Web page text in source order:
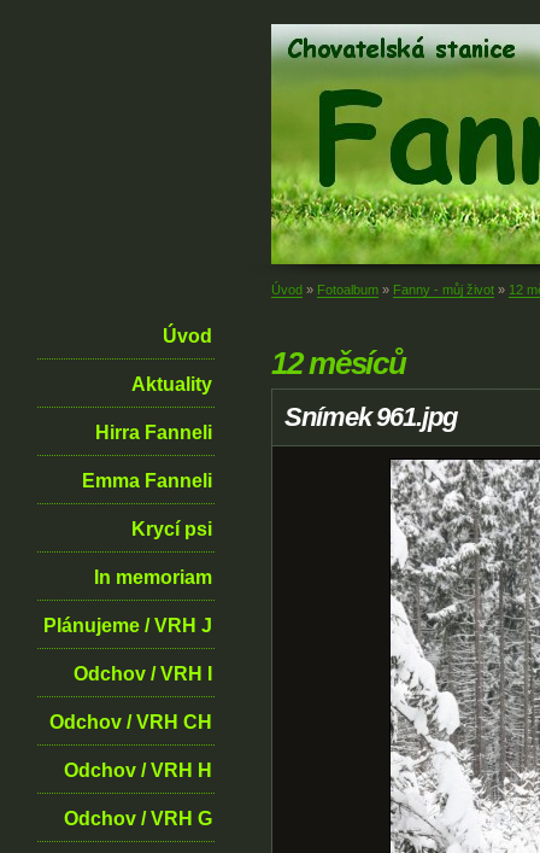
Úvod
Aktuality
Hirra Fanneli
Emma Fanneli
Krycí psi
In memoriam
Plánujeme / VRH J
Odchov / VRH I
Odchov / VRH CH
Odchov / VRH H
Odchov / VRH G
Úvod » Fotoalbum » Fanny - můj život » 12
12 měsíců
Snímek 961.jpg